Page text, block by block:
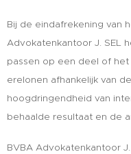
Bij de eindafrekening van
Advokatenkantoor J. SEL
passen op een deel of
erelonen afhankelijk van
hoogdringendheid van
behaalde resultaat en de
BVBA Advokatenkantoor